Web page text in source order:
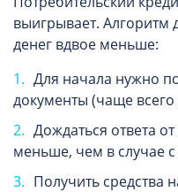
выигрывает. Алгоритм
денег вдвое меньше:
Для начала нужно
документы (чаще всего
Дождаться ответа
меньше, чем в случае
Получить средства